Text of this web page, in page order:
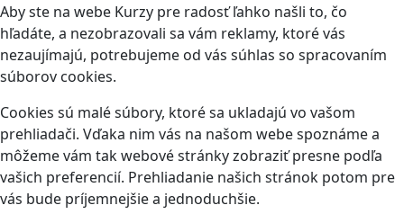
Aby ste na webe Kurzy pre radosť ľahko našli to, čo
hľadáte, a nezobrazovali sa vám reklamy, ktoré vás
nezaujímajú, potrebujeme od vás súhlas so spracovaním
súborov cookies.
Cookies sú malé súbory, ktoré sa ukladajú vo vašom
prehliadači. Vďaka nim vás na našom webe spoznáme a
môžeme vám tak webové stránky zobraziť presne podľa
vašich preferencií. Prehliadanie našich stránok potom pre
vás bude príjemnejšie a jednoduchšie.